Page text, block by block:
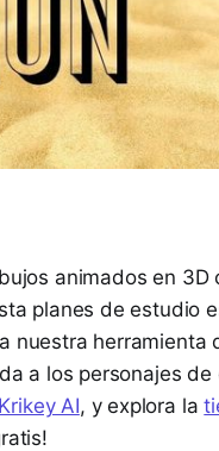
animados en 3D
planes de estudio
nuestra herramienta
a los personajes
AI, y explora la